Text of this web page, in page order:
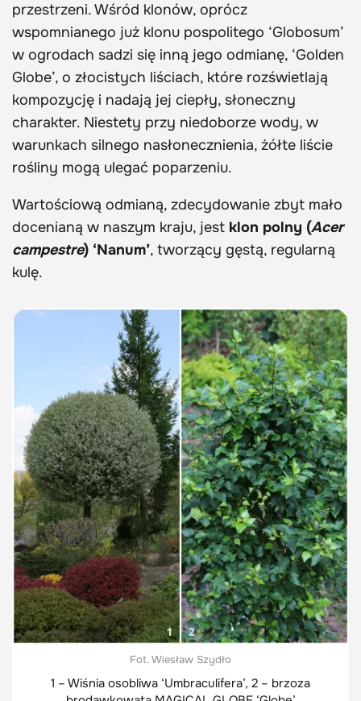
przestrzeni. Wśród klonów, oprócz
wspomnianego już klonu pospolitego ‘Globosum’
w ogrodach sadzi się inną jego odmianę, ‘Golden
Globe’, o złocistych liściach, które rozświetlają
kompozycję i nadają jej ciepły, słoneczny
charakter. Niestety przy niedoborze wody, w
warunkach silnego nasłonecznienia, żółte liście
rośliny mogą ulegać poparzeniu.
Wartościową odmianą, zdecydowanie zbyt mało
docenianą w naszym kraju, jest klon polny (Acer
campestre) ‘Nanum’, tworzący gęstą, regularną
kulę.
Fot. Wiesław Szydło
1 – Wiśnia osobliwa ‘Umbraculifera’, 2 – brzoza